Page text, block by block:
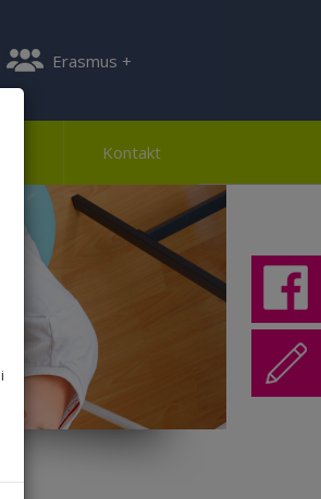
Erasmus +
Kontakt